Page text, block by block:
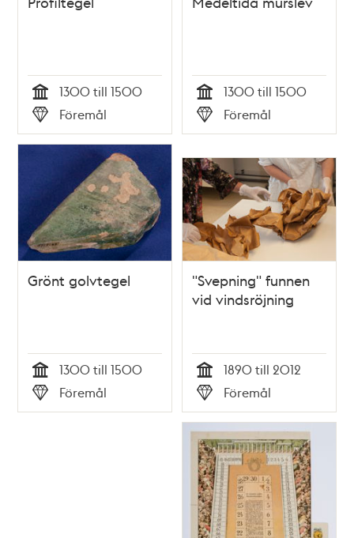
Tid
1300 till 1500
Typ
Föremål Tid
1300 till 1500
Typ
Föremål
Grönt golvtegel
Tid
1300 till 1500
Typ
Föremål
"Svepning" funnen
vid vindsröjning
Tid
1890 till 2012
Typ
Föremål